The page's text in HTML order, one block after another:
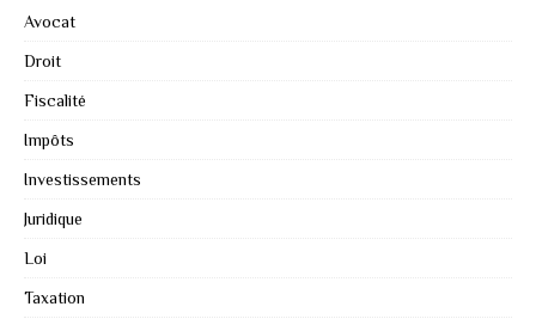
Avocat
Droit
Fiscalité
Impôts
Investissements
Juridique
Loi
Taxation